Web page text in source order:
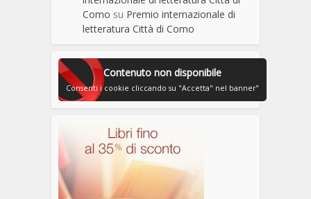
Como su Premio internazionale di
letteratura Città di Como
Contenuto non disponibile
Consenti i cookie cliccando su "Accetta" nel banner"